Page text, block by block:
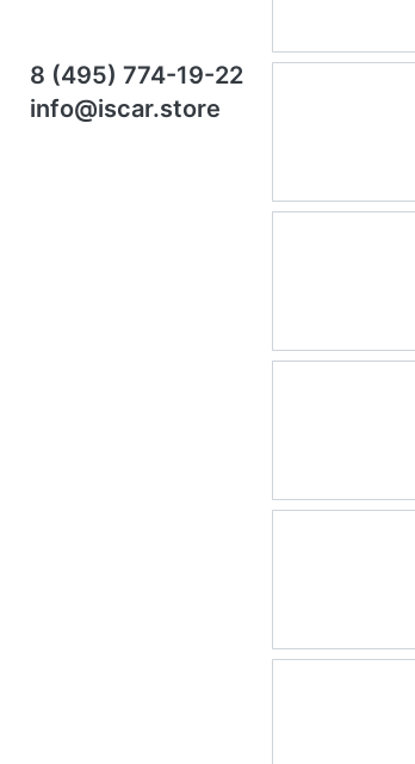
8 (495) 774-19-22
info@iscar.store